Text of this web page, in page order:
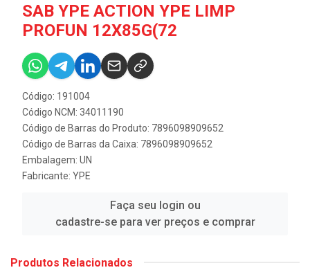
SAB YPE ACTION YPE LIMP
PROFUN 12X85G(72
Código: 191004
Código NCM: 34011190
Código de Barras do Produto: 7896098909652
Código de Barras da Caixa: 7896098909652
Embalagem: UN
Fabricante: YPE
Faça seu login ou
cadastre-se para ver preços e comprar
Produtos Relacionados